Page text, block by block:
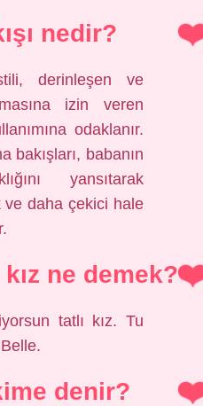
nedir?
derinleşen ve
izin veren
odaklanır.
bakışları, babanın
yansıtarak
daha çekici hale
kız ne demek?
tatlı kız. Tu
denir?